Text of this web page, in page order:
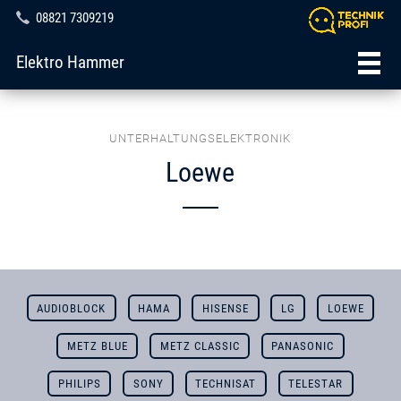
08821 7309219
Elektro Hammer
UNTERHALTUNGSELEKTRONIK
Loewe
AUDIOBLOCK HAMA HISENSE LG LOEWE
METZ BLUE METZ CLASSIC PANASONIC
PHILIPS SONY TECHNISAT TELESTAR